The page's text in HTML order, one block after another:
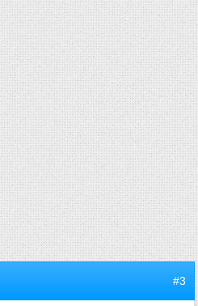
#3